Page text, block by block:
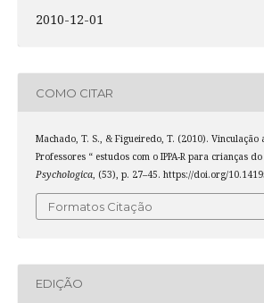
2010-12-01
COMO CITAR
Machado, T. S., & Figueiredo, T. (2010). Vinculação
Professores “ estudos com o IPPA-R para crianças
Psychologica, (53), p. 27–45. https://doi.org/
Formatos Citação
EDIÇÃO